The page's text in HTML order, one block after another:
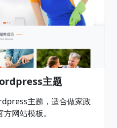
主题
主题，适合做家政
网站模板。